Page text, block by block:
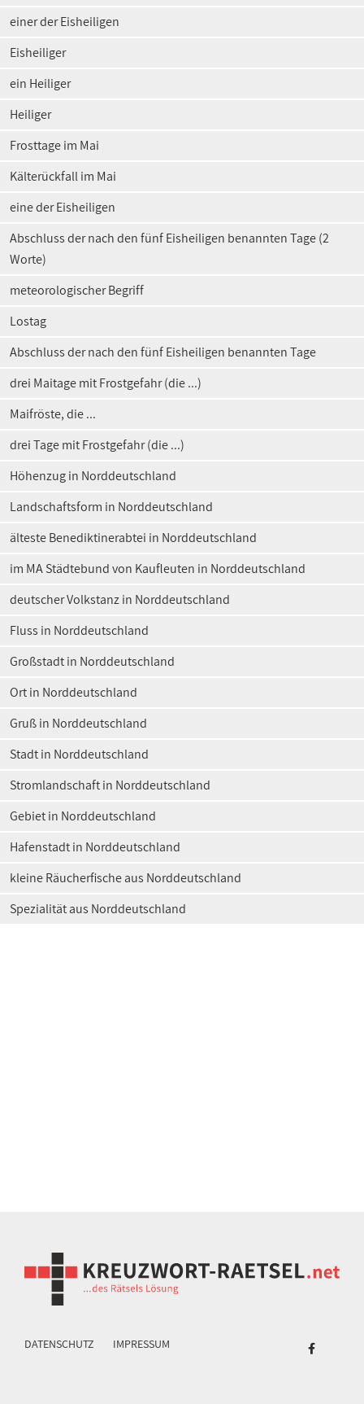
einer der Eisheiligen
Eisheiliger
ein Heiliger
Heiliger
Frosttage im Mai
Kälterückfall im Mai
eine der Eisheiligen
Abschluss der nach den fünf Eisheiligen benannten Tage (2
Worte)
meteorologischer Begriff
Lostag
Abschluss der nach den fünf Eisheiligen benannten Tage
drei Maitage mit Frostgefahr (die ...)
Maifröste, die ...
drei Tage mit Frostgefahr (die ...)
Höhenzug in Norddeutschland
Landschaftsform in Norddeutschland
älteste Benediktinerabtei in Norddeutschland
im MA Städtebund von Kaufleuten in Norddeutschland
deutscher Volkstanz in Norddeutschland
Fluss in Norddeutschland
Großstadt in Norddeutschland
Ort in Norddeutschland
Gruß in Norddeutschland
Stadt in Norddeutschland
Stromlandschaft in Norddeutschland
Gebiet in Norddeutschland
Hafenstadt in Norddeutschland
kleine Räucherfische aus Norddeutschland
Spezialität aus Norddeutschland
DATENSCHUTZ IMPRESSUM